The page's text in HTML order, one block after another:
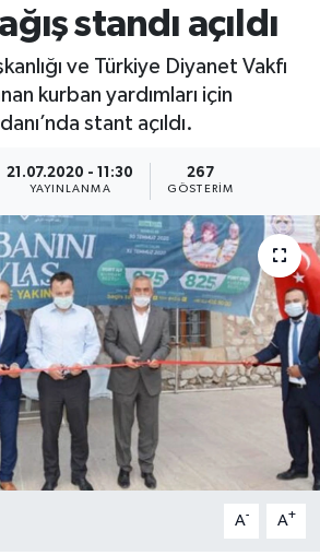
standı açıldı
ve Türkiye Diyanet Vakfı
kurban yardımları için
stant açıldı.
21.07.2020 - 11:30
YAYINLANMA
267
GÖSTERIM
A- A+